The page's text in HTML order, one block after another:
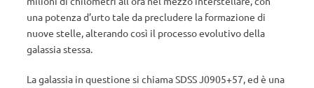
una potenza d’urto tale da precludere la formazione di
nuove stelle, alterando così il processo evolutivo della
galassia stessa.
La galassia in questione si chiama SDSS J0905+57, ed è una